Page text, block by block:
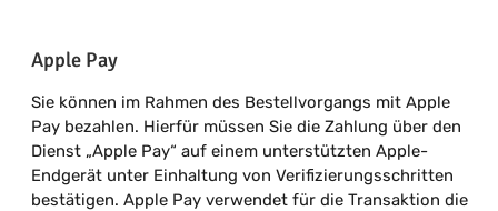
Apple Pay
Sie können im Rahmen des Bestellvorgangs mit Apple
Pay bezahlen. Hierfür müssen Sie die Zahlung über den
Dienst „Apple Pay“ auf einem unterstützten Apple-
Endgerät unter Einhaltung von Verifizierungsschritten
bestätigen. Apple Pay verwendet für die Transaktion die